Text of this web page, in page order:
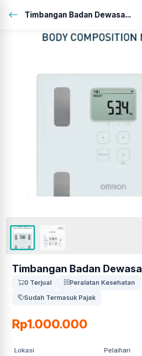
Timbangan Badan Dewasa...
Timbangan Badan Dewasa
0 Terjual
Peralatan Kesehatan
Sudah Termasuk Pajak
Rp1.000.000
Lokasi Pelaihari